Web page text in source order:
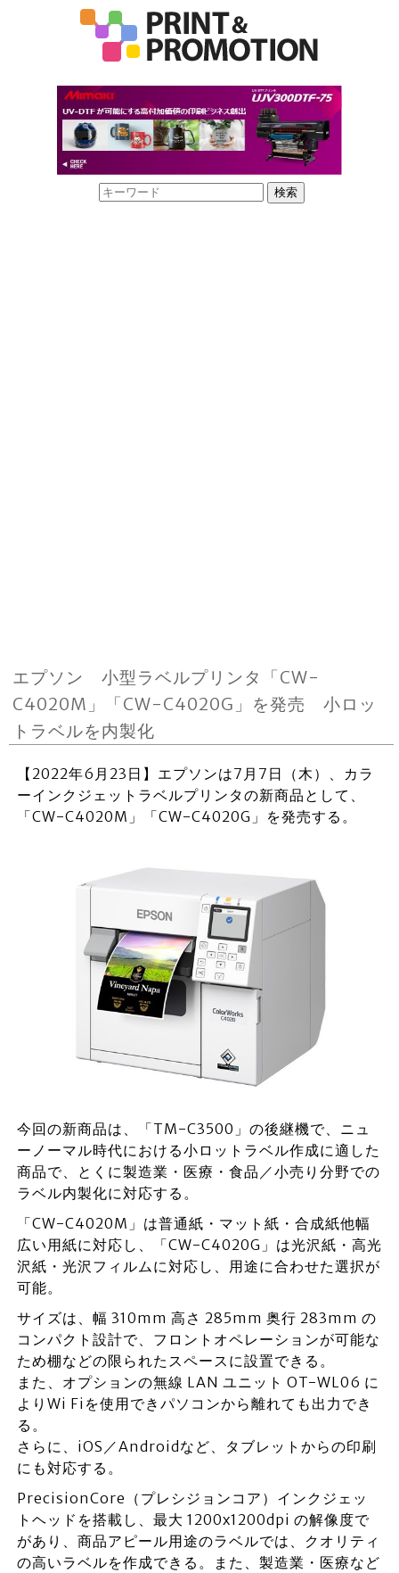
エプソン 小型ラベルプリンタ「CW-
C4020M」「CW-C4020G」を発売 小ロッ
トラベルを内製化
【2022年6月23日】エプソンは7月7日（木）、カラ
ーインクジェットラベルプリンタの新商品として、
「CW-C4020M」「CW-C4020G」を発売する。
今回の新商品は、「TM-C3500」の後継機で、ニュ
ーノーマル時代における小ロットラベル作成に適した
商品で、とくに製造業・医療・食品／小売り分野での
ラベル内製化に対応する。
「CW-C4020M」は普通紙・マット紙・合成紙他幅
広い用紙に対応し、「CW-C4020G」は光沢紙・高光
沢紙・光沢フィルムに対応し、用途に合わせた選択が
可能。
サイズは、幅 310mm 高さ 285mm 奥行 283mm の
コンパクト設計で、フロントオペレーションが可能な
ため棚などの限られたスペースに設置できる。
また、オプションの無線 LAN ユニット OT-WL06 に
よりWi Fiを使用できパソコンから離れても出力でき
る。
さらに、iOS／Androidなど、タブレットからの印刷
にも対応する。
PrecisionCore（プレシジョンコア）インクジェッ
トヘッドを搭載し、最大 1200x1200dpi の解像度で
があり、商品アピール用途のラベルでは、クオリティ
の高いラベルを作成できる。また、製造業・医療など